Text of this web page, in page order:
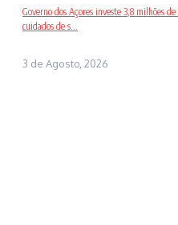
Governo dos Açores investe 3,8 milhões
cuidados de s...
3 de Agosto, 2026